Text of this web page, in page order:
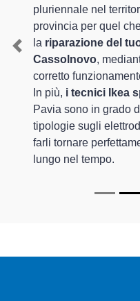
pluriennale nel
provincia per quel
la riparazione del
Cassolnovo,
corretto
In più, i tecnici Ikea
Pavia sono in grado
tipologie sugli
farli tornare
lungo nel tempo.
Previous